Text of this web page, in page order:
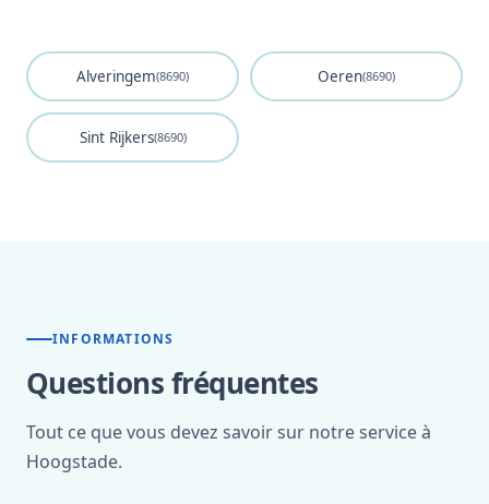
Alveringem(8690) Oeren(8690)
Sint Rijkers(8690)
INFORMATIONS
Questions fréquentes
Tout ce que vous devez savoir sur notre service à
Hoogstade.